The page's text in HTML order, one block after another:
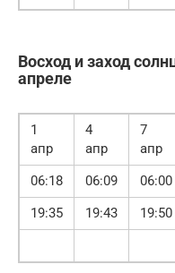
Восход и заход
апреле
1
апр
4
апр
7
апр
06:18
06:09 06:00
19:35
19:43 19:50